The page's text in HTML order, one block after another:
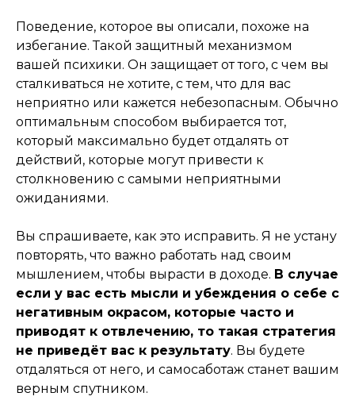
Поведение, которое вы описали, похоже на
избегание. Такой защитный механизмом
вашей психики. Он защищает от того, с чем вы
сталкиваться не хотите, с тем, что для вас
неприятно или кажется небезопасным. Обычно
оптимальным способом выбирается тот,
который максимально будет отдалять от
действий, которые могут привести к
столкновению с самыми неприятными
ожиданиями.
Вы спрашиваете, как это исправить. Я не устану
повторять, что важно работать над своим
мышлением, чтобы вырасти в доходе. В случае
если у вас есть мысли и убеждения о себе с
негативным окрасом, которые часто и
приводят к отвлечению, то такая стратегия
не приведёт вас к результату. Вы будете
отдаляться от него, и самосаботаж станет вашим
верным спутником.